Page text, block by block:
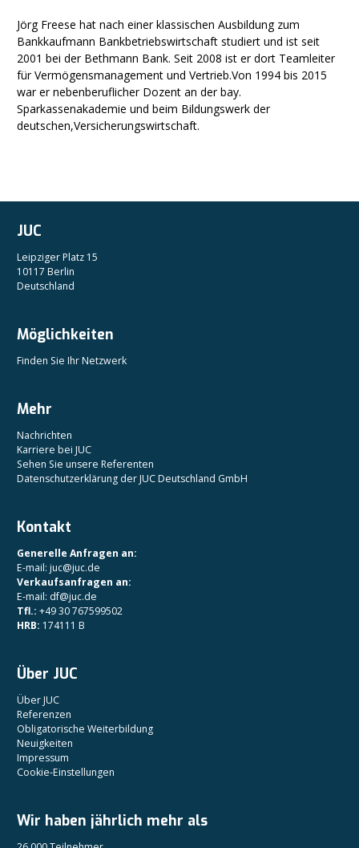
Jörg Freese hat nach einer klassischen Ausbildung zum
Bankkaufmann Bankbetriebswirtschaft studiert und ist seit
2001 bei der Bethmann Bank. Seit 2008 ist er dort Teamleiter
für Vermögensmanagement und Vertrieb.Von 1994 bis 2015
war er nebenberuflicher Dozent an der bay.
Sparkassenakademie und beim Bildungswerk der
deutschen,Versicherungswirtschaft.
JUC
Leipziger Platz 15
10117 Berlin
Deutschland
Möglichkeiten
Finden Sie Ihr Netzwerk
Mehr
Nachrichten
Karriere bei JUC
Sehen Sie unsere Referenten
Datenschutzerklärung der JUC Deutschland GmbH
Kontakt
Generelle Anfragen an:
E-mail: juc@juc.de
Verkaufsanfragen an:
E-mail: df@juc.de
Tfl.: +49 30 767599502
HRB: 174111 B
Über JUC
Über JUC
Referenzen
Obligatorische Weiterbildung
Neuigkeiten
Impressum
Cookie-Einstellungen
Wir haben jährlich mehr als